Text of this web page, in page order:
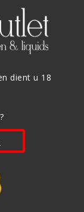
dient u 18